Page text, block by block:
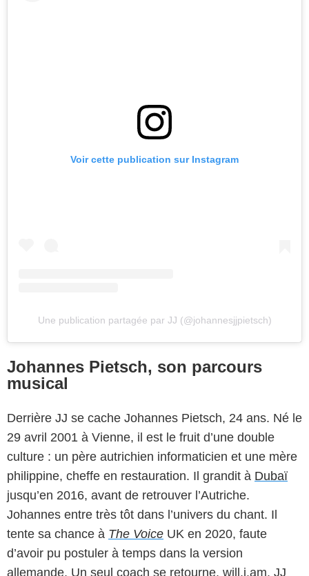
Voir cette publication sur Instagram
Une publication partagée par JJ (@johannesjjpietsch)
Johannes Pietsch, son parcours
musical
Derrière JJ se cache Johannes Pietsch, 24 ans. Né le
29 avril 2001 à Vienne, il est le fruit d’une double
culture : un père autrichien informaticien et une mère
philippine, cheffe en restauration. Il grandit à Dubaï
jusqu’en 2016, avant de retrouver l’Autriche.
Johannes entre très tôt dans l’univers du chant. Il
tente sa chance à The Voice UK en 2020, faute
d’avoir pu postuler à temps dans la version
allemande. Un seul coach se retourne, will.i.am. JJ